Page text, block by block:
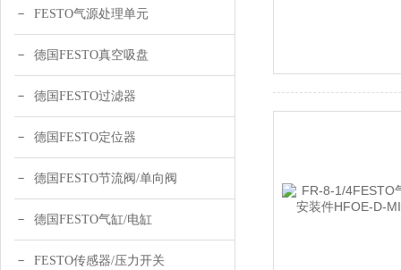
FESTO气源处理单元
德国FESTO真空吸盘
德国FESTO过滤器
德国FESTO定位器
德国FESTO节流阀/单向阀
德国FESTO气缸/电缸
FESTO传感器/压力开关